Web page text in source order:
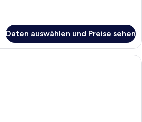
Daten auswählen und Preise sehen
Ein modernes Wohnzimmer mit